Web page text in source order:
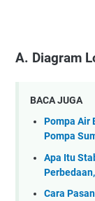
A. Diagram
BACA JUGA
Pompa Air
Pompa
Apa Itu
Cara